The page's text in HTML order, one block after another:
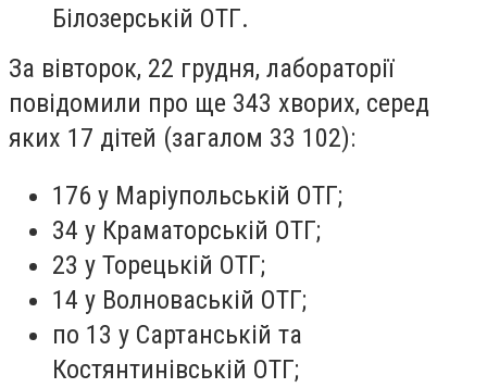
Білозерській ОТГ.
За вівторок, 22 грудня, лабораторії
повідомили про ще 343 хворих, серед
яких 17 дітей (загалом 33 102):
176 у Маріупольській ОТГ;
34 у Краматорській ОТГ;
23 у Торецькій ОТГ;
14 у Волноваській ОТГ;
по 13 у Сартанській та
Костянтинівській ОТГ;